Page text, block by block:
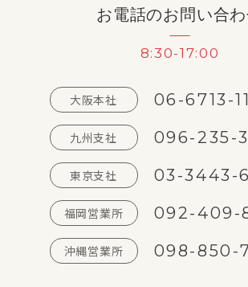
お電話のお問い合
8:30-17:00
大阪本社 06-6713-
九州支社 096-235-
東京支社 03-3443-
福岡営業所 092-409-
沖縄営業所 098-850-